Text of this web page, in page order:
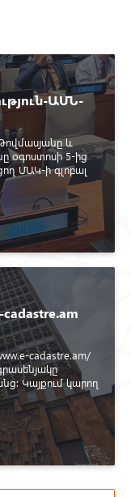
ԱՄՆ-
և
օգոստոսի 5-ից
ՄԱԿ-ի գլոբալ
cadastre.am/
Կայքում կարող
և օգտվել
անձինք: